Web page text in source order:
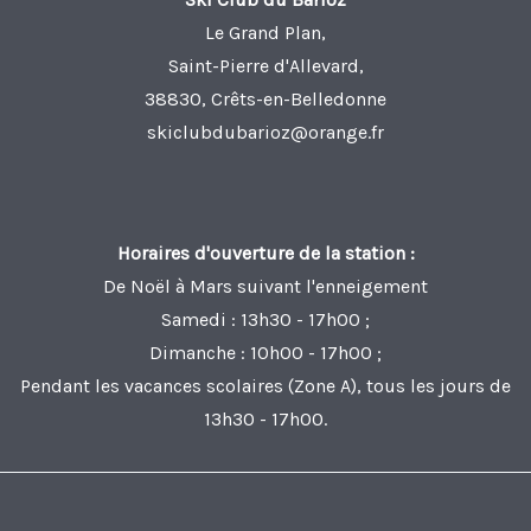
Le Grand Plan,
Saint-Pierre d'Allevard,
38830, Crêts-en-Belledonne
skiclubdubarioz@orange.fr
Horaires d'ouverture de la station :
De Noël à Mars suivant l'enneigement
Samedi : 13h30 - 17h00 ;
Dimanche : 10h00 - 17h00 ;
Pendant les vacances scolaires (Zone A), tous les jours de
13h30 - 17h00.